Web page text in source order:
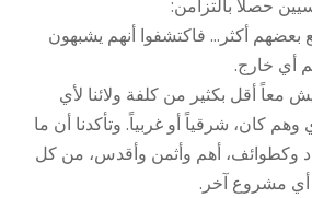
حصلا بالتزامن:
بعضهم أكثر… فاكتشفوا أنهم يشبهون
أي خارج.
معاً أقل بكثير من كلفة ولائنا لأي
وهم كان، شرقياً أو غربياً. وتأكدنا أن ما
وكطوائف، أهم وأثمن وأقدس، من كل
أي مشروع آخر.